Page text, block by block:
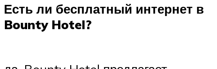
Есть ли бесплатный интернет в
Bounty Hotel?